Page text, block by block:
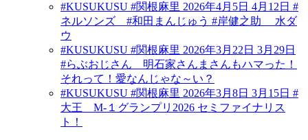
#KUSUKUSU #関根麻里 2026年4月5日 4月12日 #
ネルソンズ #和田まんじゅう #岸健之助 水ダ
ウ
#KUSUKUSU #関根麻里 2026年3月22日 3月29日
#らぶおじさん 明石家さんまさんもハマった！
それって！愛なんじゃな～い？
#KUSUKUSU #関根麻里 2026年3月8日 3月15日 #
大王 M-１グランプリ2026 セミファイナリス
ト！